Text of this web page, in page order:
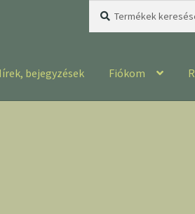
bejegyzések Fiókom